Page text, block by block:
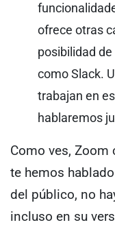
ofrece otras
posibilidad
como Slack.
trabajan en
hablaremos
Como ves,
te hemos
del público, no
incluso en su